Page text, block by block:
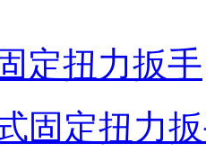
定扭力扳手
固定扭力